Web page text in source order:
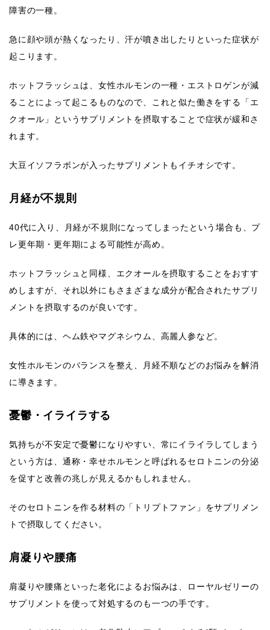
障害の一種。
急に顔や頭が熱くなったり、汗が噴き出したりといった症状が
起こります。
ホットフラッシュは、女性ホルモンの一種・エストロゲンが減
ることによって起こるものなので、これと似た働きをする「エ
クオール」というサプリメントを摂取することで症状が緩和さ
れます。
大豆イソフラボンが入ったサプリメントもイチオシです。
月経が不規則
40代に入り、月経が不規則になってしまったという場合も、プ
レ更年期・更年期による可能性が高め。
ホットフラッシュと同様、エクオールを摂取することをおすす
めしますが、それ以外にもさまざまな成分が配合されたサプリ
メントを摂取するのが良いです。
具体的には、ヘム鉄やマグネシウム、高麗人参など。
女性ホルモンのバランスを整え、月経不順などのお悩みを解消
に導きます。
憂鬱・イライラする
気持ちが不安定で憂鬱になりやすい、常にイライラしてしまう
という方は、通称・幸せホルモンと呼ばれるセロトニンの分泌
を促すと改善の兆しが見えるかもしれません。
そのセロトニンを作る材料の「トリプトファン」をサプリメン
トで摂取してください。
肩凝りや腰痛
肩凝りや腰痛といった老化によるお悩みは、ローヤルゼリーの
サプリメントを使って対処するのも一つの手です。